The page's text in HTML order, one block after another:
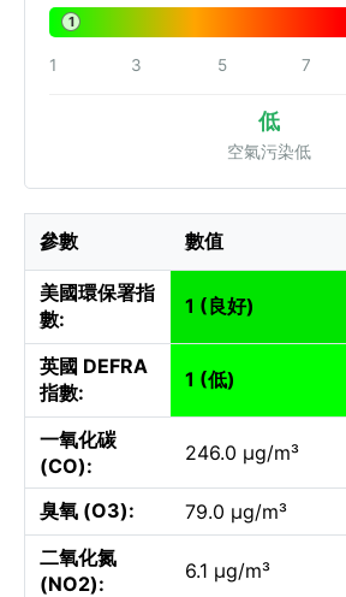
1
1 3 5 7
低
空氣污染低
參數 數值
美國環保署指
數:
1 (良好)
英國 DEFRA
指數:
1 (低)
一氧化碳
(CO):
246.0 µg/m³
臭氧 (O3):
79.0 µg/m³
二氧化氮
(NO2):
6.1 µg/m³